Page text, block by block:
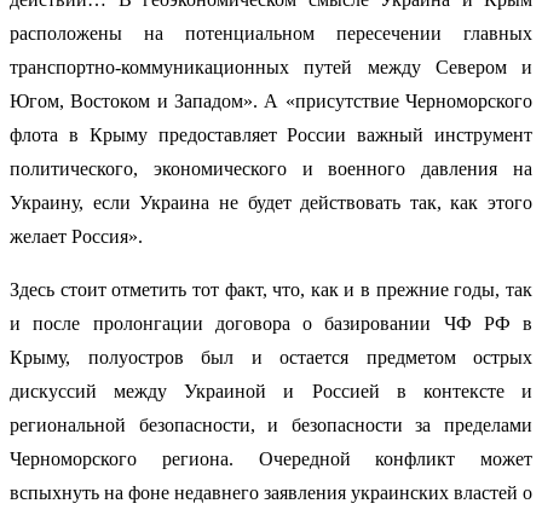
расположены на потенциальном пересечении главных
транспортно-коммуникационных путей между Севером и
Югом, Востоком и Западом». А «присутствие Черноморского
флота в Крыму предоставляет России важный инструмент
политического, экономического и военного давления на
Украину, если Украина не будет действовать так, как этого
желает Россия».
Здесь стоит отметить тот факт, что, как и в прежние годы, так
и после пролонгации договора о базировании ЧФ РФ в
Крыму, полуостров был и остается предметом острых
дискуссий между Украиной и Россией в контексте и
региональной безопасности, и безопасности за пределами
Черноморского региона. Очередной конфликт может
вспыхнуть на фоне недавнего заявления украинских властей о